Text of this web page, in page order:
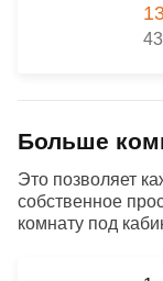
Больше
Это позволяет
собственное
комнату под